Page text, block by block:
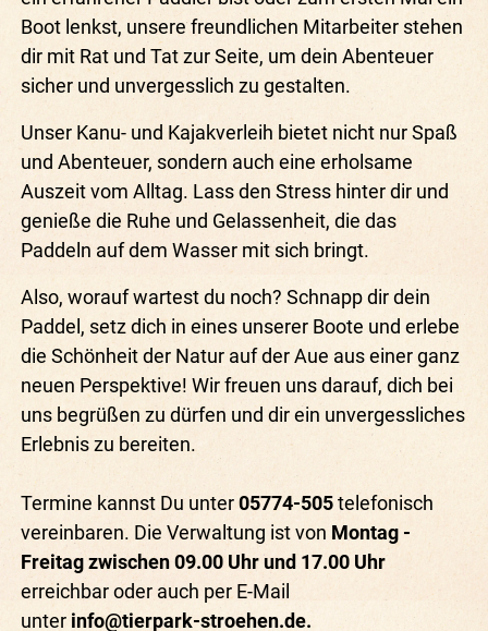
Boot lenkst, unsere freundlichen Mitarbeiter stehen
dir mit Rat und Tat zur Seite, um dein Abenteuer
sicher und unvergesslich zu gestalten.
Unser Kanu- und Kajakverleih bietet nicht nur Spaß
und Abenteuer, sondern auch eine erholsame
Auszeit vom Alltag. Lass den Stress hinter dir und
genieße die Ruhe und Gelassenheit, die das
Paddeln auf dem Wasser mit sich bringt.
Also, worauf wartest du noch? Schnapp dir dein
Paddel, setz dich in eines unserer Boote und erlebe
die Schönheit der Natur auf der Aue aus einer ganz
neuen Perspektive! Wir freuen uns darauf, dich bei
uns begrüßen zu dürfen und dir ein unvergessliches
Erlebnis zu bereiten.
Termine kannst Du unter05774-505telefonisch
vereinbaren. Die Verwaltung ist von Montag -
Freitag zwischen 09.00 Uhr und 17.00 Uhr
erreichbar oder auch per E-Mail
unter info@tierpark-stroehen.de.